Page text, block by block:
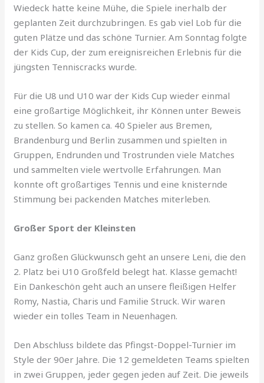
Wiedeck hatte keine Mühe, die Spiele inerhalb der
geplanten Zeit durchzubringen. Es gab viel Lob für die
guten Plätze und das schöne Turnier. Am Sonntag folgte
der Kids Cup, der zum ereignisreichen Erlebnis für die
jüngsten Tenniscracks wurde.
Für die U8 und U10 war der Kids Cup wieder einmal
eine großartige Möglichkeit, ihr Können unter Beweis
zu stellen. So kamen ca. 40 Spieler aus Bremen,
Brandenburg und Berlin zusammen und spielten in
Gruppen, Endrunden und Trostrunden viele Matches
und sammelten viele wertvolle Erfahrungen. Man
konnte oft großartiges Tennis und eine knisternde
Stimmung bei packenden Matches miterleben.
Großer Sport der Kleinsten
Ganz großen Glückwunsch geht an unsere Leni, die den
2. Platz bei U10 Großfeld belegt hat. Klasse gemacht!
Ein Dankeschön geht auch an unsere fleißigen Helfer
Romy, Nastia, Charis und Familie Struck. Wir waren
wieder ein tolles Team in Neuenhagen.
Den Abschluss bildete das Pfingst-Doppel-Turnier im
Style der 90er Jahre. Die 12 gemeldeten Teams spielten
in zwei Gruppen, jeder gegen jeden auf Zeit. Die jeweils